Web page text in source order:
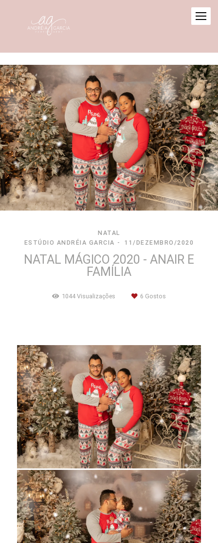
NATAL
ESTÚDIO ANDRÉIA GARCIA
11/DEZEMBRO/2020
NATAL MÁGICO 2020 - ANAIR E
FAMÍLIA
1044 Visualizações 6 Gostos